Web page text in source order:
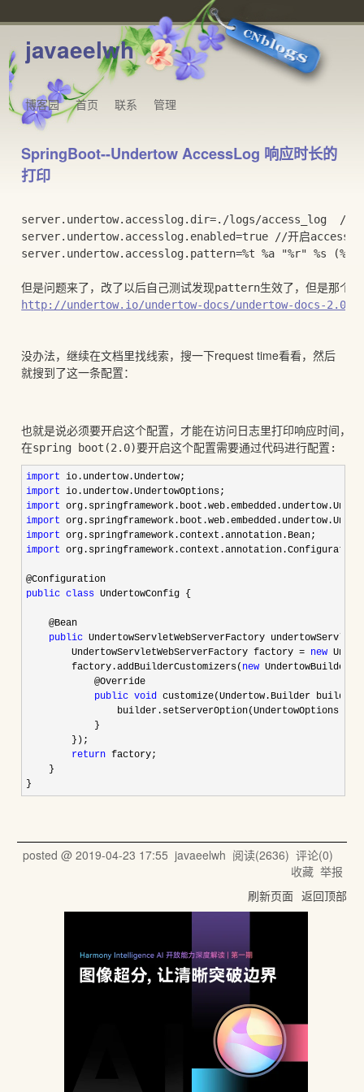
javaeelwh
博客园 首页 联系 管理
SpringBoot--Undertow AccessLog 响应时长的
打印
server.undertow.accesslog.dir=./logs/access_log  //日
server.undertow.accesslog.enabled=true //开启
server.undertow.accesslog.pattern=%t %a "%r" %s (%D
但是问题来了，改了以后自己测试发现pattern生效了，但是那个
http://undertow.io/undertow-docs/undertow-docs-
没办法，继续在文档里找线索，搜一下request time看看，然后
就搜到了这一条配置：
也就是说必须要开启这个配置，才能在访问日志里打印响应时间，
在spring boot(2.0)要开启这个配置需要通过代码进行配置:
import
import
import
import
import
import
public class UndertowConfig {
    @Bean
public UndertowServletWebServerFactory
        UndertowServletWebServerFactory factory
= new
        factory.addBuilderCustomizers(
new
            @Override
public void customize(Undertow.Builder
            }
        });
return factory;
    }
}
posted @ 2019-04-23 17:55 javaeelwh 阅读(2636) 评论(0)
收藏 举报
刷新页面 返回顶部